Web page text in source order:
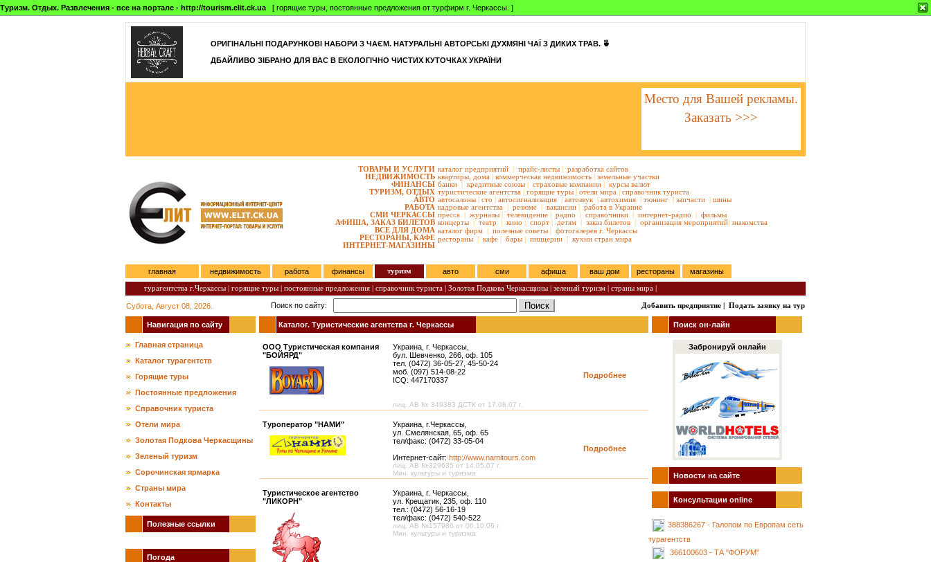
Туризм. Отдых. Развлечения - все на портале - http://tourism.elit.ck.ua [ горящие туры, постоянные предложения от турфирм г. Черкассы. ]
ОРИГІНАЛЬНІ ПОДАРУНКОВІ НАБОРИ З ЧАЄМ. НАТУРАЛЬНІ АВТОРСЬКІ ДУХМЯНІ ЧАЇ З ДИКИХ ТРАВ. 🍵
ДБАЙЛИВО ЗІБРАНО ДЛЯ ВАС В ЕКОЛОГІЧНО ЧИСТИХ КУТОЧКАХ УКРАЇНИ
Место для Вашей рекламы.
Заказать >>>
ТОВАРЫ И УСЛУГИ
НЕДВИЖИМОСТЬ
ФИНАНСЫ
ТУРИЗМ, ОТДЫХ
АВТО
РАБОТА
СМИ ЧЕРКАССЫ
АФИША, ЗАКАЗ БИЛЕТОВ
ВСЕ ДЛЯ ДОМА
РЕСТОРАНЫ, КАФЕ
ИНТЕРНЕТ-МАГАЗИНЫ
каталог предприятий | прайс-листы | разработка сайтов
квартиры, дома | коммерческая недвижимость | земельные участки
банки | кредитные союзы | страховые компании | курсы валют
туристические агентства | горящие туры | отели мира | справочник туриста
автосалоны | сто | автосигнализация | автозвук | автохимия | тюнинг | запчасти | шины
кадровые агентства | резюме | вакансии | работа в Украине
пресса | журналы | телевидение | радио | справочники | интернет-радио | фильмы
концерты | театр | кино | спорт | детям | заказ билетов | организация мероприятий| знакомства
каталог фирм | полезные советы | фотогалерея г. Черкассы
рестораны | кафе | бары | пиццерии | кухни стран мира
главная недвижимость работа финансы туризм авто сми афиша ваш дом рестораны
магазины
турагентства г.Черкассы | горящие туры | постоянные предложения | справочник туриста | Золотая Подкова Черкасщины | зеленый туризм | страны мира |
Субота, Август 08, 2026. Поиск по сайту: Добавить предприятие | Подать заявку на тур
Навигация по сайту
Главная страница
Каталог турагентств
Горящие туры
Постоянные предложения
Справочник туриста
Отели мира
Золотая Подкова Черкасщины
Зеленый туризм
Сорочинская ярмарка
Страны мира
Контакты
Полезные ссылки
Погода
Каталог. Туристические агентства г. Черкассы
ООО Туристическая компания
"БОЙЯРД"
Украина, г. Черкассы,
бул. Шевченко, 266, оф. 105
тел. (0472) 36-05-27, 45-50-24
моб. (097) 514-08-22
ICQ: 447170337
лиц. АВ № 349383 ДСТК от 17.08.07 г.
Подробнее
Туроператор "НАМИ"
Украина, г.Черкассы,
ул. Смелянская, 65, оф. 65
тел/факс: (0472) 33-05-04
Интернет-сайт: http://www.namitours.com
лиц. АВ №329635 от 14.05.07 г.
Мин. культуры и туризма
Подробнее
Туристическое агентство
"ЛИКОРН"
Украина, г. Черкассы,
ул. Крещатик, 235, оф. 110
тел.: (0472) 56-16-19
тел/факс: (0472) 540-522
лиц. АВ №157986 от 06.10.06 г.
Мин. культуры и туризма
Поиск он-лайн
Забронируй онлайн
Новости на сайте
Консультации online
388386267 - Галопом по Европам сеть
турагентств
366100603 - ТА "ФОРУМ"